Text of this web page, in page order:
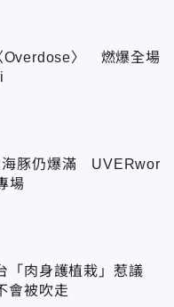
Overdose〉 燃爆全場
海豚仍爆滿 UVERwor
場
「肉身護植栽」惹議
會被吹走